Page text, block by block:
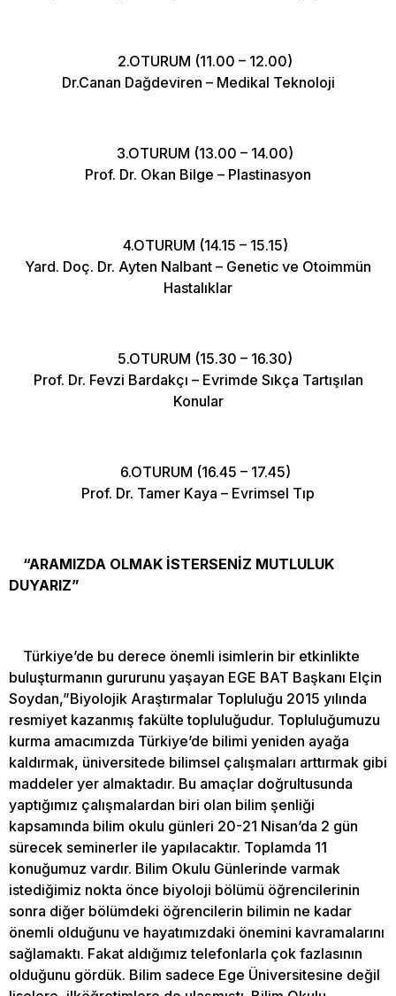
2.OTURUM (11.00 – 12.00)
Dr.Canan Dağdeviren – Medikal Teknoloji
3.OTURUM (13.00 – 14.00)
Prof. Dr. Okan Bilge – Plastinasyon
4.OTURUM (14.15 – 15.15)
Yard. Doç. Dr. Ayten Nalbant – Genetic ve Otoimmün
Hastalıklar
5.OTURUM (15.30 – 16.30)
Prof. Dr. Fevzi Bardakçı – Evrimde Sıkça Tartışılan
Konular
6.OTURUM (16.45 – 17.45)
Prof. Dr. Tamer Kaya – Evrimsel Tıp
“ARAMIZDA OLMAK İSTERSENİZ MUTLULUK
DUYARIZ”
Türkiye’de bu derece önemli isimlerin bir etkinlikte
buluşturmanın gururunu yaşayan EGE BAT Başkanı Elçin
Soydan,”Biyolojik Araştırmalar Topluluğu 2015 yılında
resmiyet kazanmış fakülte topluluğudur. Topluluğumuzu
kurma amacımızda Türkiye’de bilimi yeniden ayağa
kaldırmak, üniversitede bilimsel çalışmaları arttırmak gibi
maddeler yer almaktadır. Bu amaçlar doğrultusunda
yaptığımız çalışmalardan biri olan bilim şenliği
kapsamında bilim okulu günleri 20-21 Nisan’da 2 gün
sürecek seminerler ile yapılacaktır. Toplamda 11
konuğumuz vardır. Bilim Okulu Günlerinde varmak
istediğimiz nokta önce biyoloji bölümü öğrencilerinin
sonra diğer bölümdeki öğrencilerin bilimin ne kadar
önemli olduğunu ve hayatımızdaki önemini kavramalarını
sağlamaktı. Fakat aldığımız telefonlarla çok fazlasının
olduğunu gördük. Bilim sadece Ege Üniversitesine değil